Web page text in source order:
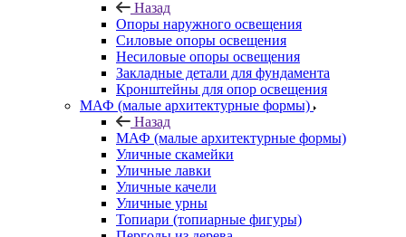
Назад
Опоры наружного освещения
Силовые опоры освещения
Несиловые опоры освещения
Закладные детали для фундамента
Кронштейны для опор освещения
МАФ (малые архитектурные формы)
Назад
МАФ (малые архитектурные формы)
Уличные скамейки
Уличные лавки
Уличные качели
Уличные урны
Топиари (топиарные фигуры)